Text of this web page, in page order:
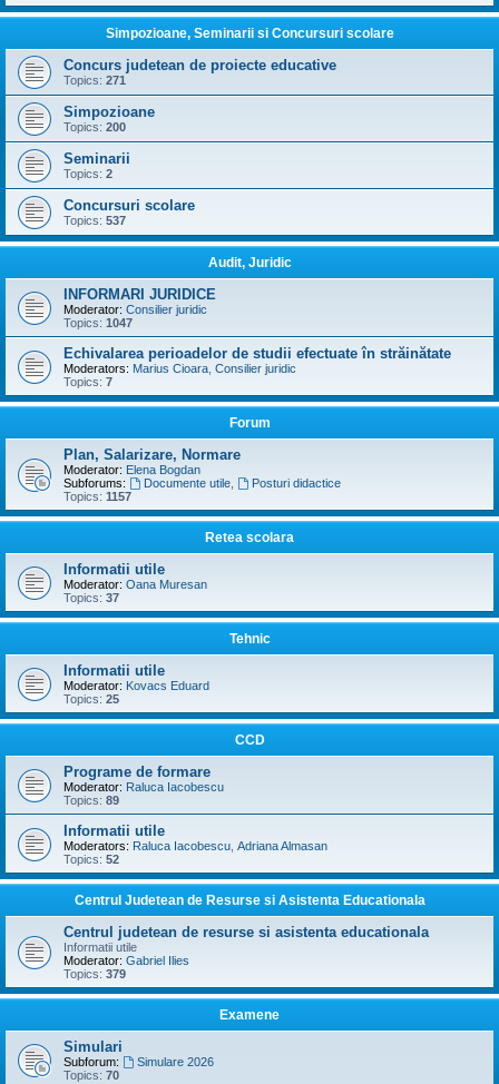
Simpozioane, Seminarii si Concursuri scolare
Concurs judetean de proiecte educative
Topics: 271
Simpozioane
Topics: 200
Seminarii
Topics: 2
Concursuri scolare
Topics: 537
Audit, Juridic
INFORMARI JURIDICE
Moderator: Consilier juridic
Topics: 1047
Echivalarea perioadelor de studii efectuate în străinătate
Moderators: Marius Cioara Consilier juridic
Topics: 7
Forum
Plan, Salarizare, Normare
Moderator: Elena Bogdan
Subforums:
Documente utile,
Posturi didactice
Topics: 1157
Retea scolara
Informatii utile
Moderator: Oana Muresan
Topics: 37
Tehnic
Informatii utile
Moderator: Kovacs Eduard
Topics: 25
CCD
Programe de formare
Moderator: Raluca Iacobescu
Topics: 89
Informatii utile
Moderators: Raluca Iacobescu Adriana Almasan
Topics: 52
Centrul Judetean de Resurse si Asistenta Educationala
Centrul judetean de resurse si asistenta educationala
Informatii utile
Moderator: Gabriel Ilies
Topics: 379
Examene
Simulari
Subforum:
Simulare 2026
Topics: 70